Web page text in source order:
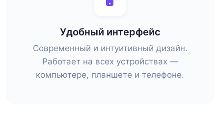
Удобный интерфейс
Современный и интуитивный дизайн.
Работает на всех устройствах —
компьютере, планшете и телефоне.